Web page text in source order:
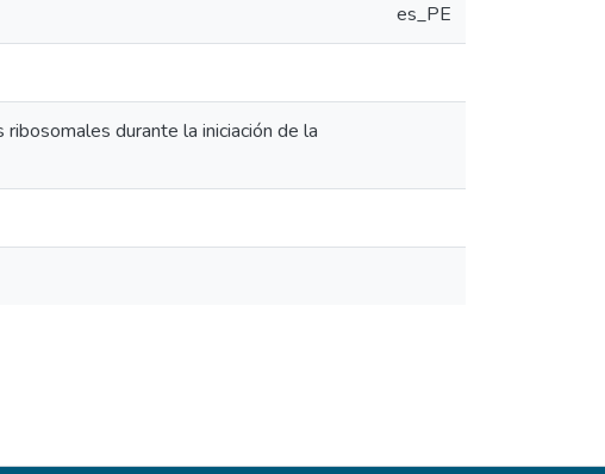
es_PE
durante la iniciación de la